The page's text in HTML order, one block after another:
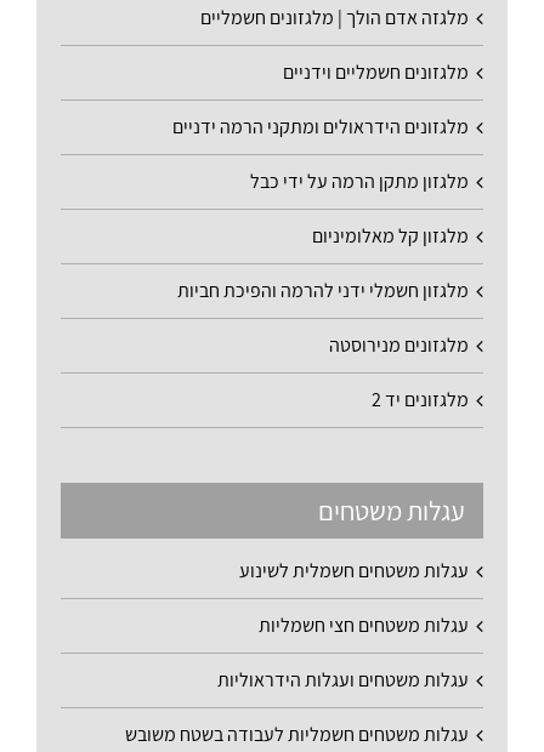
מלגזה אדם הולך | מלגזונים חשמליים
מלגזונים חשמליים וידניים
מלגזונים הידראולים ומתקני הרמה ידניים
מלגזון מתקן הרמה על ידי כבל
מלגזון קל מאלומיניום
מלגזון חשמלי ידני להרמה והפיכת חביות
מלגזונים מנירוסטה
מלגזונים יד 2
עגלות משטחים
עגלות משטחים חשמלית לשינוע
עגלות משטחים חצי חשמליות
עגלות משטחים ועגלות הידראוליות
עגלות משטחים חשמליות לעבודה בשטח משובש